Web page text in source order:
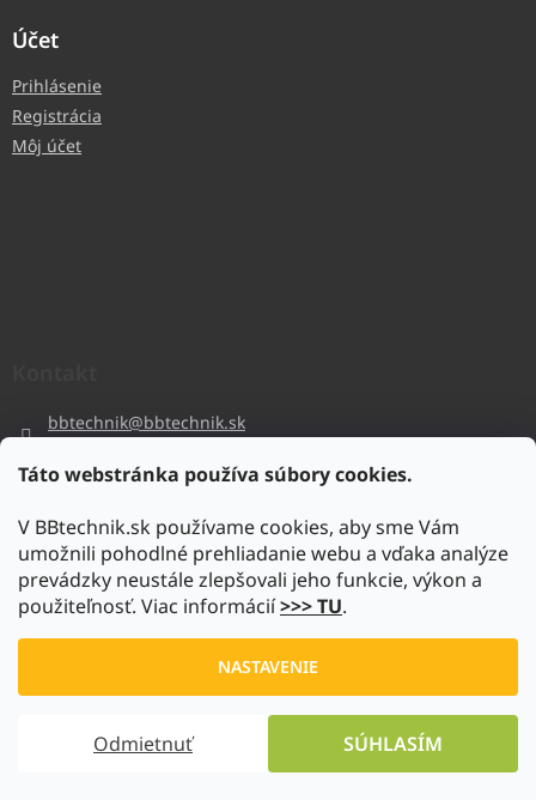
Táto webstránka používa súbory cookies.
V BBtechnik.sk používame cookies, aby sme Vám
umožnili pohodlné prehliadanie webu a vďaka analýze
prevádzky neustále zlepšovali jeho funkcie, výkon a
použiteľnosť. Viac informácií>>> TU.
NASTAVENIE
Odmietnuť SÚHLASÍM
Účet
Prihlásenie
Registrácia
Môj účet
bbtechnik@bbtechnik.sk
bbtechnik
https://www.youtube.com/@bb-techniks.r.o.7746
www.bbtechnik.sk. Všetky práva vyhradené.
Upraviť nastavenie cookies